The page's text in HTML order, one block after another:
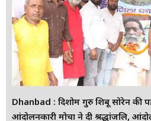
Dhanbad : दिशोम गुरु शिबू सोरेन की
आंदोलनकारी मोर्चा ने दी श्रद्धांजलि,